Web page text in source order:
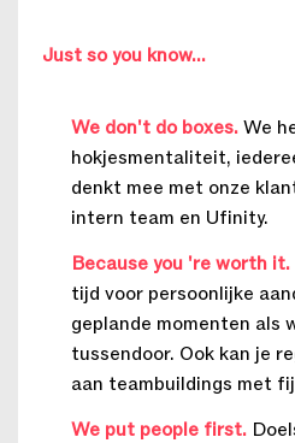
Just so you know...
We don't do boxes. We
hokjesmentaliteit,
denkt mee met onze
intern team en Ufinity.
Because you 're worth it.
tijd voor persoonlijke
geplande momenten als
tussendoor. Ook kan je
aan teambuildings met
We put people first.